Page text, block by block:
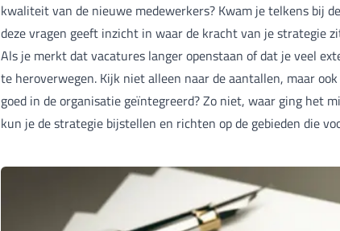
kwaliteit van de nieuwe medewerkers? Kwam je telkens bij
deze vragen geeft inzicht in waar de kracht van je strategie
Als je merkt dat vacatures langer openstaan of dat je veel
te heroverwegen. Kijk niet alleen naar de aantallen, maar
goed in de organisatie geïntegreerd? Zo niet, waar ging het
kun je de strategie bijstellen en richten op de gebieden die